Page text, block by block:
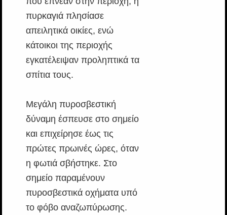
πυρκαγιά πλησίασε
απειλητικά οικίες, ενώ
κάτοικοι της περιοχής
εγκατέλειψαν προληπτικά τα
σπίτια τους.
Μεγάλη πυροσβεστική
δύναμη έσπευσε στο σημείο
και επιχείρησε έως τις
πρώτες πρωινές ώρες, όταν
η φωτιά σβήστηκε. Στο
σημείο παραμένουν
πυροσβεστικά οχήματα υπό
το φόβο αναζωπύρωσης.